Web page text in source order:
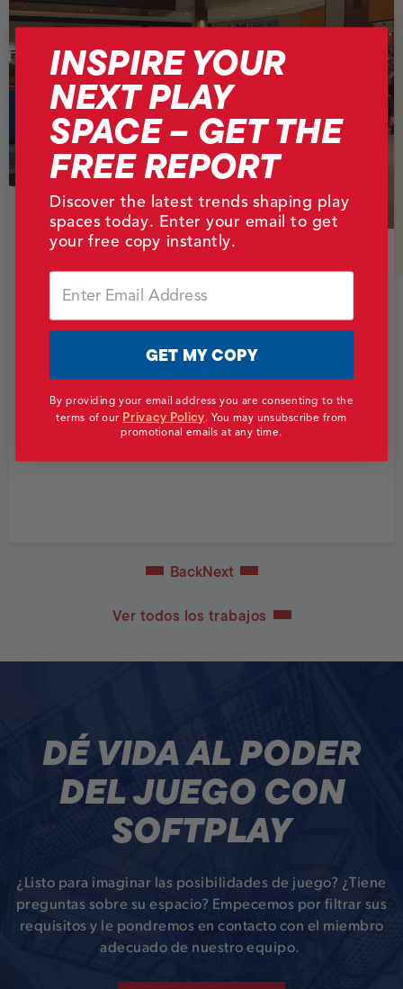
CENTRO COMERCIAL AVENTURA
BackNext
Ver todos los trabajos
DÉ VIDA AL PODER
DEL JUEGO CON
SOFTPLAY
¿Listo para imaginar las posibilidades de juego? ¿Tiene
preguntas sobre su espacio? Empecemos por filtrar sus
requisitos y le pondremos en contacto con el miembro
adecuado de nuestro equipo.
INSPIRE YOUR
NEXT PLAY
SPACE – GET THE
FREE REPORT
Discover the latest trends shaping play
spaces today. Enter your email to get
your free copy instantly.
GET MY COPY
By providing your email address you are consenting to the
terms of our Privacy Policy.You may unsubscribe from
promotional emails at any time.